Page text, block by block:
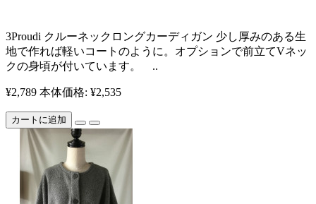
​​3Proudi クルーネックロングカーディガン 少し厚みのある生
地で作れば軽いコートのように。オプションで前立てVネッ
クの身頃が付いています。 ​​​​​​ ..
¥2,789 本体価格: ¥2,535
カートに追加